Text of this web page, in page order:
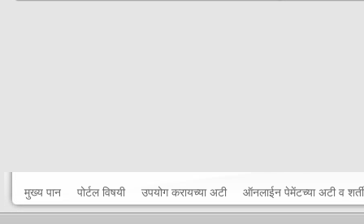
मुख्य पान पोर्टल विषयी उपयोग करायच्या अटी ऑनलाईन पेमेंटच्या अटी व शर्ती